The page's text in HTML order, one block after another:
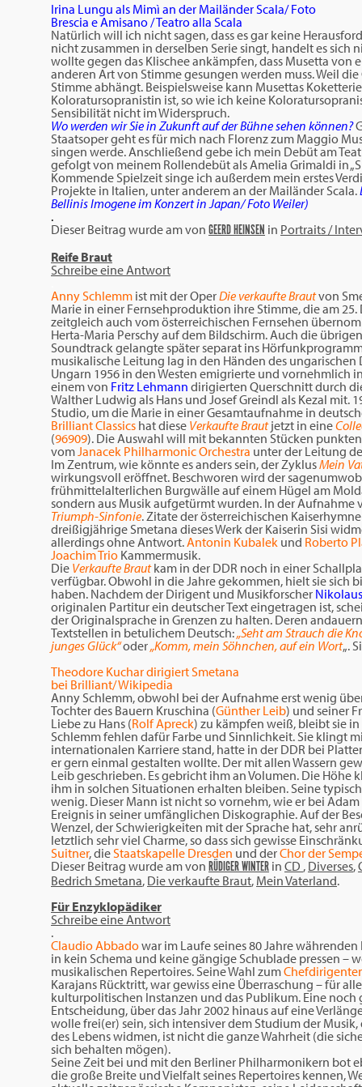
Irina Lungu als Mimì an der Mailänder Scala/ Foto
Brescia e Amisano / Teatro alla Scala
Natürlich will ich nicht sagen, dass es gar keine
nicht zusammen in derselben Serie singt, handelt es
wollte gegen das Klischee ankämpfen, dass Musetta
anderen Art von Stimme gesungen werden muss. Weil
Stimme abhängt. Beispielsweise kann Musettas
Koloratursopranistin ist, so wie ich keine
Sensibilität nicht im Widerspruch.
Wo werden wir Sie in Zukunft auf der Bühne sehen können?
Staatsoper geht es für mich nach Florenz zum Maggio
singen werde. Anschließend gebe ich mein Debüt am
gefolgt von meinem Rollendebüt als Amelia Grimaldi in
Kommende Spielzeit singe ich außerdem mein erstes
Projekte in Italien, unter anderem an der Mailänder Scala.
Bellinis Imogene im Konzert in Japan/ Foto Weiler)
.
Dieser Beitrag wurde amvon GEERD HEINSEN in Portraits /
Reife Braut
Schreibe eine Antwort
Anny Schlemm ist mit der OperDie verkaufte Brautvon
Marie in einer Fernsehproduktion ihre Stimme, die am
zeitgleich auch vom österreichischen Fernsehen
Herta-Maria Perschy auf dem Bildschirm. Auch die
Soundtrack gelangte später separat ins
musikalische Leitung lag in den Händen des
Ungarn 1956 in den Westen emigrierte und vornehmlich
einem von Fritz Lehmann dirigierten Querschnitt durch
Walther Ludwig als Hans und Josef Greindl als Kezal mit.
Studio, um die Marie in einer Gesamtaufnahme in
Brilliant Classics hat diese Verkaufte Braut jetzt in eine
(96909). Die Auswahl will mit bekannten Stücken
vomJanacek Philharmonic Orchestra unter der Leitung
Im Zentrum, wie könnte es anders sein, der ZyklusMein
wirkungsvoll eröffnet. Beschworen wird der
frühmittelalterlichen Burgwälle auf einem Hügel am
sondern aus Musik aufgetürmt wurden. In der
Triumph-Sinfonie. Zitate der österreichischen
dreißigjährige Smetana dieses Werk der Kaiserin Sisi
allerdings ohne Antwort.Antonin Kubalek und Roberto
Joachim Trio Kammermusik.
Die Verkaufte Braut kam in der DDR noch in einer
verfügbar. Obwohl in die Jahre gekommen, hielt sie sich
haben. Nachdem der Dirigent und Musikforscher
originalen Partitur ein deutscher Text eingetragen ist,
der Originalsprache in Grenzen zu halten. Deren
Textstellen in betulichem Deutsch:„Seht am Strauch die
junges Glück“oder„Komm, mein Söhnchen, auf ein Wort„.
Theodore Kuchar dirigiert Smetana
bei Brilliant/ Wikipedia
Anny Schlemm, obwohl bei der Aufnahme erst wenig
Tochter des Bauern Kruschina (Günther Leib) und seiner
Liebe zu Hans (Rolf Apreck) zu kämpfen weiß, bleibt sie
Schlemm fehlen dafür Farbe und Sinnlichkeit. Sie klingt
internationalen Karriere stand, hatte in der DDR bei
er gern einmal gestalten wollte. Der mit allen Wassern
Leib geschrieben. Es gebricht ihm an Volumen. Die
ihm in solchen Situationen erhalten bleiben. Seine
wenig. Dieser Mann ist nicht so vornehm, wie er bei
Ereignis in seiner umfänglichen Diskographie. Auf der
Wenzel, der Schwierigkeiten mit der Sprache hat, sehr
letztlich sehr viel Charme, so dass sich gewisse
Suitner, dieStaatskapelle Dresden und derChor der
Dieser Beitrag wurde amvon RÜDIGER WINTER in CD , Diverses,
Bedrich Smetana, Die verkaufte Braut, Mein Vaterland.
Für Enzyklopädiker
Schreibe eine Antwort
.
Claudio Abbadowar im Laufe seines 80 Jahre
in kein Schema und keine gängige Schublade pressen –
musikalischen Repertoires. Seine Wahl zum
Karajans Rücktritt, war gewiss eine Überraschung – für
kulturpolitischen Instanzen und das Publikum. Eine
Entscheidung, über das Jahr 2002 hinaus auf eine
wolle frei(er) sein, sich intensiver dem Studium der
des Lebens widmen, ist nicht die ganze Wahrheit (die
sich behalten mögen).
Seine Zeit bei und mit den Berliner Philharmonikern bot
die große Breite und Vielfalt seines Repertoires kennen,